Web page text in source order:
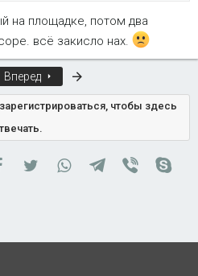
на площадке, потом два
всё закисло нах.
Вперед
чтобы здесь
FacebookTwitterWhatsAppTelegram
Viber